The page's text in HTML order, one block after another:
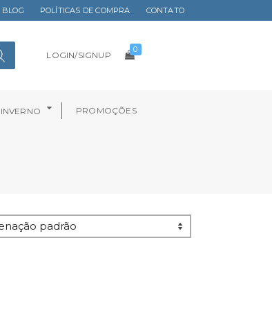
BLOG POLÍTICAS DE COMPRA CONTATO
LOGIN/SIGNUP
0
INVERNO PROMOÇÕES